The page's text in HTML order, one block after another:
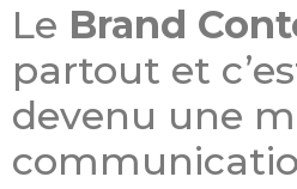
Le Brand
partout et
devenu une